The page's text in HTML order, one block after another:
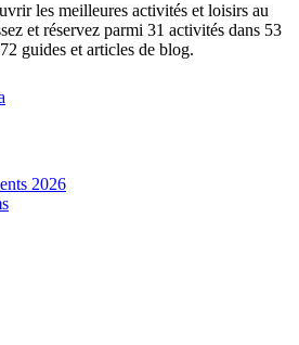
les meilleures activités et loisirs au
et réservez parmi 31 activités dans 53
guides et articles de blog.
2026